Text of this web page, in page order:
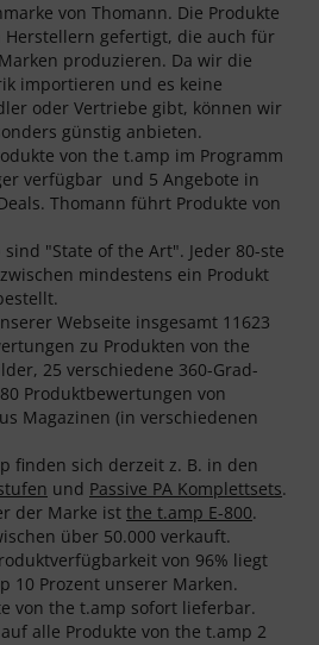
von Thomann. Die Produkte
gefertigt, die auch für
produzieren. Da wir die
importieren und es keine
oder Vertriebe gibt, können wir
günstig anbieten.
von the t.amp im Programm
verfügbar und 5 Angebote in
Thomann führt Produkte von
"State of the Art". Jeder 80-ste
mindestens ein Produkt
Webseite insgesamt 11623
zu Produkten von the
25 verschiedene 360-Grad-
Produktbewertungen von
Magazinen (in verschiedenen
finden sich derzeit z. B. in den
und Passive PA Komplettsets.
der Marke ist the t.amp E-800.
über 50.000 verkauft.
von 96% liegt
10 Prozent unserer Marken.
von the t.amp sofort lieferbar.
alle Produkte von the t.amp 2